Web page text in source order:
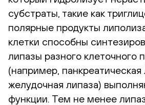
субстраты, такие как
полярные продукты
клетки способны
липазы разного клеточного
(например, панкреатическая
желудочная липаза)
функции. Тем не менее